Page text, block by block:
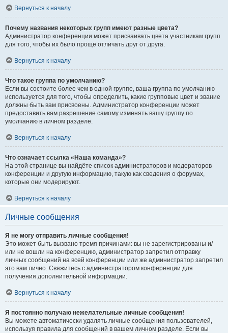
Вернуться к началу
Почему названия некоторых групп имеют разные цвета?
Администратор конференции может присваивать цвета участникам групп
для того, чтобы их было проще отличать друг от друга.
Вернуться к началу
Что такое группа по умолчанию?
Если вы состоите более чем в одной группе, ваша группа по умолчанию
используется для того, чтобы определить, какие групповые цвет и звание
должны быть вам присвоены. Администратор конференции может
предоставить вам разрешение самому изменять вашу группу по
умолчанию в личном разделе.
Вернуться к началу
Что означает ссылка «Наша команда»?
На этой странице вы найдёте список администраторов и модераторов
конференции и другую информацию, такую как сведения о форумах,
которые они модерируют.
Вернуться к началу
Личные сообщения
Я не могу отправить личные сообщения!
Это может быть вызвано тремя причинами: вы не зарегистрированы и/
или не вошли на конференцию, администратор запретил отправку
личных сообщений на всей конференции или же администратор запретил
это вам лично. Свяжитесь с администратором конференции для
получения дополнительной информации.
Вернуться к началу
Я постоянно получаю нежелательные личные сообщения!
Вы можете автоматически удалять личные сообщения пользователей,
используя правила для сообщений в вашем личном разделе. Если вы